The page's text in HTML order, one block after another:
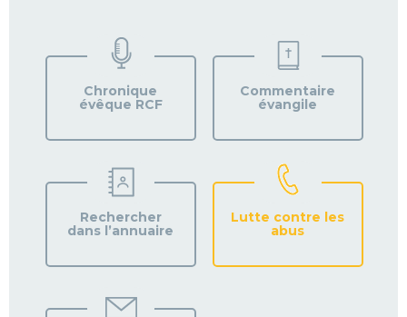
PAROISSE
Chronique
évêque RCF
Commentaire
évangile
Rechercher
dans l’annuaire
Lutte contre les
abus